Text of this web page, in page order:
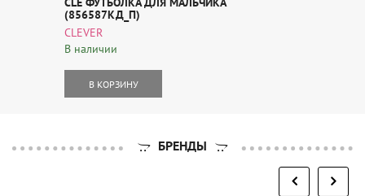
(856587КД_П)
CLEVER
В наличии
В КОРЗИНУ
БРЕНДЫ